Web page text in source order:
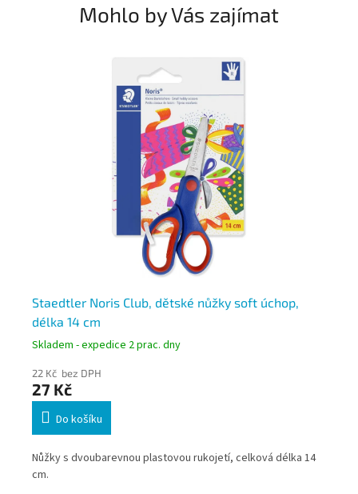
Mohlo by Vás zajímat
Staedtler Noris Club, dětské nůžky soft úchop,
délka 14 cm
Skladem - expedice 2 prac. dny
22 Kč bez DPH
27 Kč
Do košíku
Nůžky s dvoubarevnou plastovou rukojetí, celková délka 14
cm.